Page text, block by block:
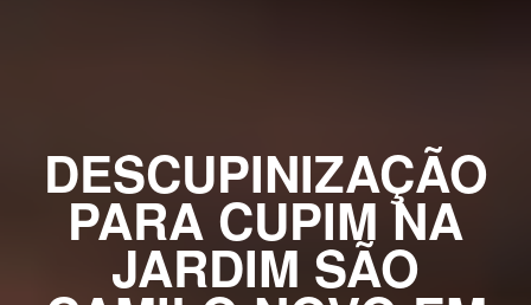
DESCUPINIZAÇÃO
PARA CUPIM NA
JARDIM SÃO